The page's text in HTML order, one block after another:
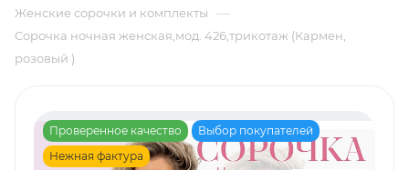
Женские сорочки и комплекты —
Сорочка ночная женская,мод. 426,трикотаж (Кармен,
розовый )
Проверенное качество
Выбор покупателей
Нежная фактура